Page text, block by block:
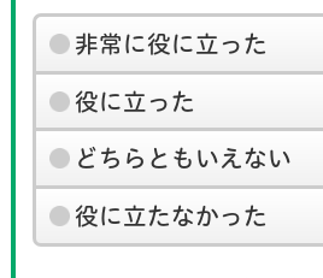
非常に役に立った
役に立った
どちらともいえない
役に立たなかった